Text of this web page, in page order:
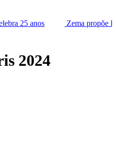
Zema propõe lista tríplice para
2024